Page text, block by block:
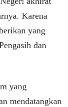
Karena
yang
dan
yang
mendatangkan